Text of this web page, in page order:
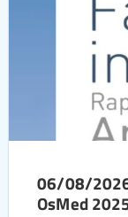
06/08/
OsMed